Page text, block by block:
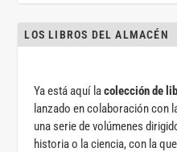
LOS LIBROS DEL ALMACÉN
Ya está aquí lacolección de
lanzado en colaboración con
una serie de volúmenes
historia o la ciencia, con la